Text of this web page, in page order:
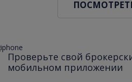
Проверьте свой
мобильном приложении